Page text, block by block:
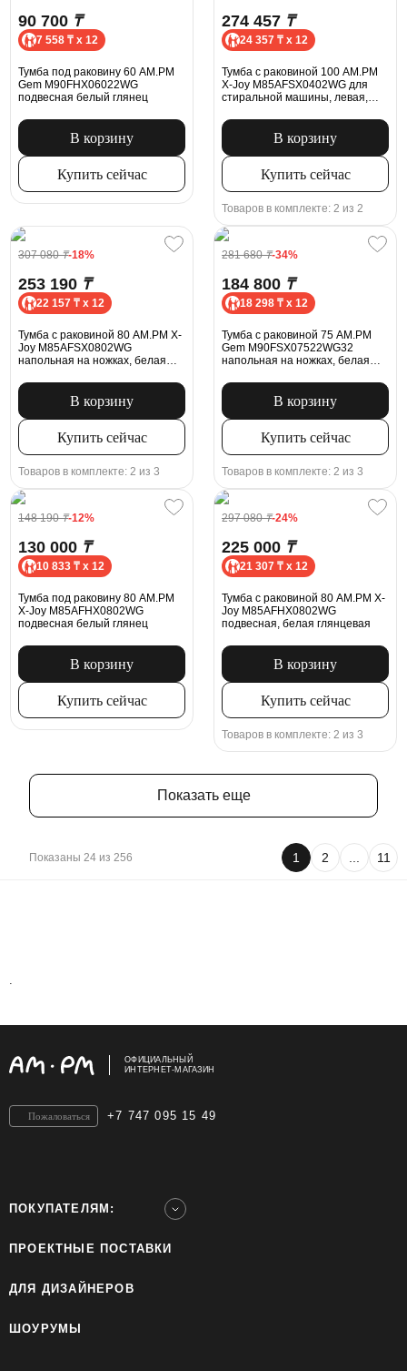
90 700 ₸
7 558 ₸ x 12
Тумба под раковину 60 AM.PM
Gem M90FHX06022WG
подвесная белый глянец
В корзину
Купить сейчас
274 457 ₸
24 357 ₸ x 12
Тумба с раковиной 100 AM.PM
X-Joy M85AFSX0402WG для
стиральной машины, левая,
В корзину
Купить сейчас
Товаров в комплекте: 2 из 2
307 080₸-18%
253 190 ₸
22 157 ₸ x 12
Тумба с раковиной 80 AM.PM X-
Joy M85AFSX0802WG
напольная на ножках, белая
В корзину
Купить сейчас
Товаров в комплекте: 2 из 3
281 680₸-34%
184 800 ₸
18 298 ₸ x 12
Тумба с раковиной 75 AM.PM
Gem M90FSX07522WG32
напольная на ножках, белая
В корзину
Купить сейчас
Товаров в комплекте: 2 из 3
148 190₸-12%
130 000 ₸
10 833 ₸ x 12
Тумба под раковину 80 AM.PM
X-Joy M85AFHX0802WG
подвесная белый глянец
В корзину
Купить сейчас
297 080₸-24%
225 000 ₸
21 307 ₸ x 12
Тумба с раковиной 80 AM.PM X-
Joy M85AFHX0802WG
подвесная, белая глянцевая
В корзину
Купить сейчас
Товаров в комплекте: 2 из 3
Показать еще
Показаны 24 из 256 1 2 ... 11
.
ОФИЦИАЛЬНЫЙ
ИНТЕРНЕТ-МАГАЗИН
+7 747 095 15 49
Пожаловаться
ПОКУПАТЕЛЯМ:
ПРОЕКТНЫЕ ПОСТАВКИ
ДЛЯ ДИЗАЙНЕРОВ
ШОУРУМЫ